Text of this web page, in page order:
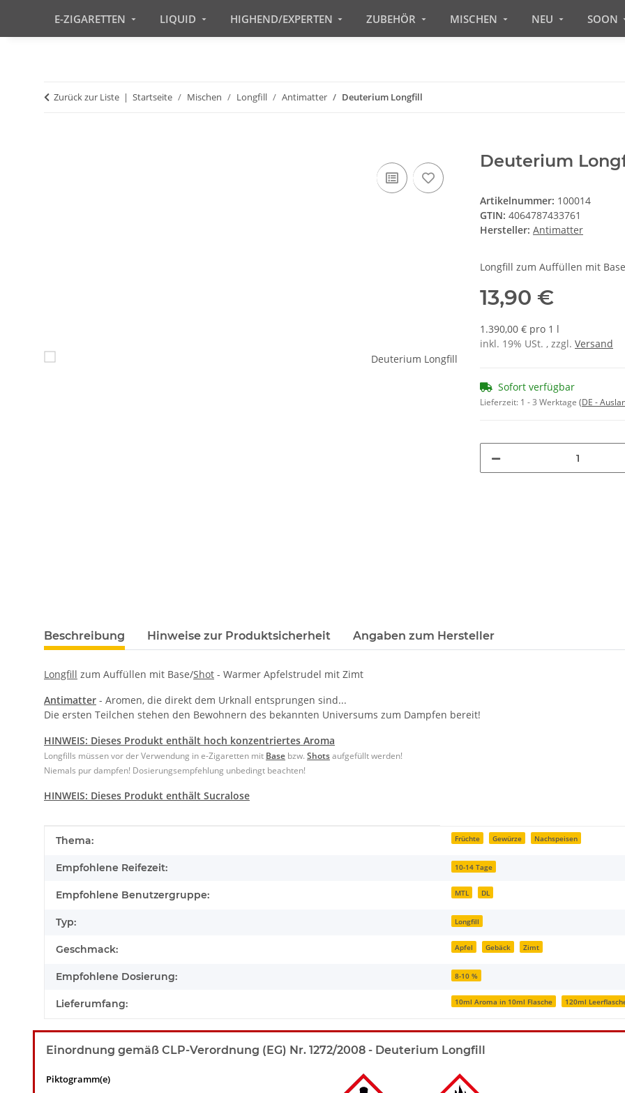
E-ZIGARETTEN LIQUID HIGHEND/EXPERTEN ZUBEHÖR MISCHEN NEU SOON
Zurück zur Liste Startseite Mischen Longfill Antimatter Deuterium Longfill
Deuterium
Artikelnummer: 100014
GTIN: 4064787433761
Hersteller: Antimatter
Longfill zum Auffüllen mit
13,90 €
1.390,00 € pro 1 l
inkl. 19% USt. , zzgl. Versand
Sofort verfügbar
Lieferzeit: 1 - 3 Werktage (DE -
Beschreibung Hinweise zur Produktsicherheit Angaben zum Hersteller
Longfill zum Auffüllen mit Base/Shot - Warmer Apfelstrudel mit Zimt
Antimatter - Aromen, die direkt dem Urknall entsprungen sind...
Die ersten Teilchen stehen den Bewohnern des bekannten Universums zum Dampfen bereit!
HINWEIS: Dieses Produkt enthält hoch konzentriertes Aroma
Longfills müssen vor der Verwendung in e-Zigaretten mit Base bzw. Shotsaufgefüllt werden!
Niemals pur dampfen! Dosierungsempfehlung unbedingt beachten!
HINWEIS: Dieses Produkt enthält Sucralose
Produkteigenschaft
Wert
Thema: Früchte Gewürze Nachspeisen
Empfohlene Reifezeit: 10-14 Tage
Empfohlene Benutzergruppe: MTL DL
Typ: Longfill
Geschmack: Apfel Gebäck Zimt
Empfohlene Dosierung: 8-10 %
Lieferumfang: 10ml Aroma in 10ml Flasche 120ml
Einordnung gemäß CLP-Verordnung (EG) Nr. 1272/2008 - Deuterium Longfill
Piktogramm(e)